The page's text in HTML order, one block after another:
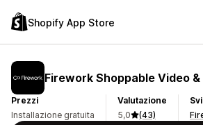
Shopify App Store
Firework Shoppable Video &
Prezzi
Installazione gratuita
Valutazione
5,0
(43)